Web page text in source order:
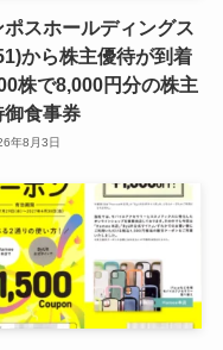
ポスホールディングス
から株主優待が到着
株で8,000円分の株主
御食事券
年8月3日